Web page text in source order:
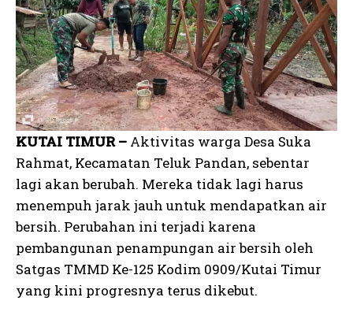
KUTAI TIMUR – Aktivitas warga Desa Suka
Rahmat, Kecamatan Teluk Pandan, sebentar
lagi akan berubah. Mereka tidak lagi harus
menempuh jarak jauh untuk mendapatkan air
bersih. Perubahan ini terjadi karena
pembangunan penampungan air bersih oleh
Satgas TMMD Ke-125 Kodim 0909/Kutai Timur
yang kini progresnya terus dikebut.